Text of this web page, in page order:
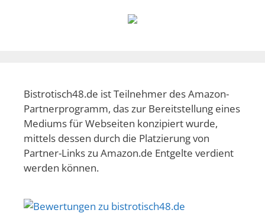
Bistrotisch48.de ist Teilnehmer des Amazon-
Partnerprogramm, das zur Bereitstellung eines
Mediums für Webseiten konzipiert wurde,
mittels dessen durch die Platzierung von
Partner-Links zu Amazon.de Entgelte verdient
werden können.